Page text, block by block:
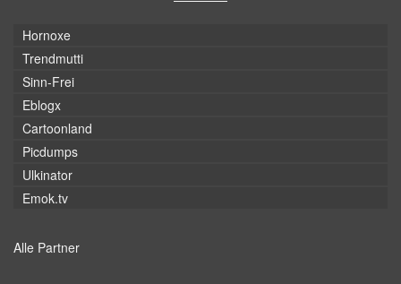
Hornoxe
Trendmutti
Sinn-Frei
Eblogx
Cartoonland
Picdumps
Ulkinator
Emok.tv
Alle Partner